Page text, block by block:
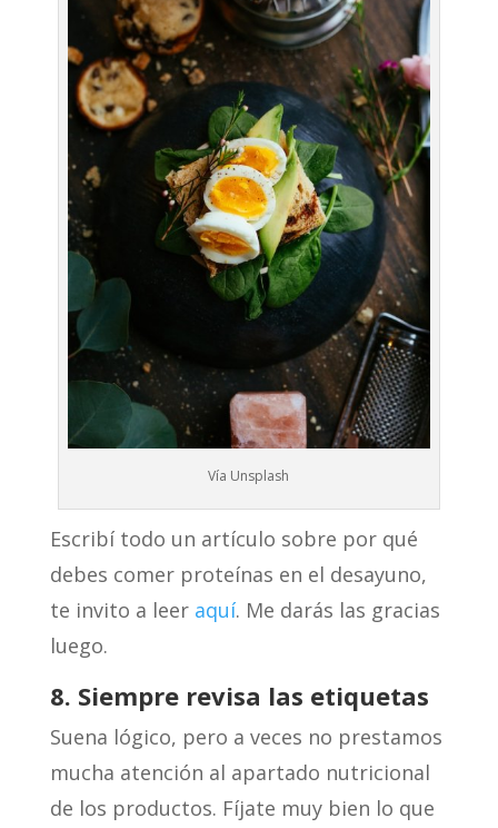
Vía Unsplash
Escribí todo un artículo sobre por qué
debes comer proteínas en el desayuno,
te invito a leer aquí. Me darás las gracias
luego.
8. Siempre revisa las etiquetas
Suena lógico, pero a veces no prestamos
mucha atención al apartado nutricional
de los productos. Fíjate muy bien lo que